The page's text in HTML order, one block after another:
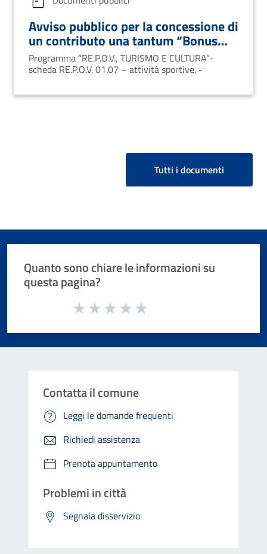
Avviso pubblico per la concessione di
un contributo una tantum “Bonus
attività sportive”
Programma “RE.P.O.V., TURISMO E CULTURA”-
scheda RE.P.O.V. 01.07 – attività sportive. -
Tutti i documenti
Quanto sono chiare le informazioni su
questa pagina?
Valuta da 1 a 5 stelle la pagina
Contatta il comune
Leggi le domande frequenti
Richiedi assistenza
Prenota appuntamento
Problemi in città
Segnala disservizio